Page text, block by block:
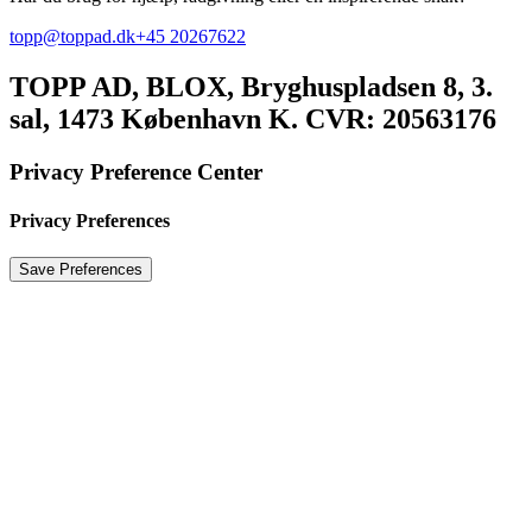
topp@toppad.dk+45 20267622
TOPP AD, BLOX, Bryghuspladsen 8, 3.
sal, 1473 København K. CVR: 20563176
Privacy Preference Center
Privacy Preferences